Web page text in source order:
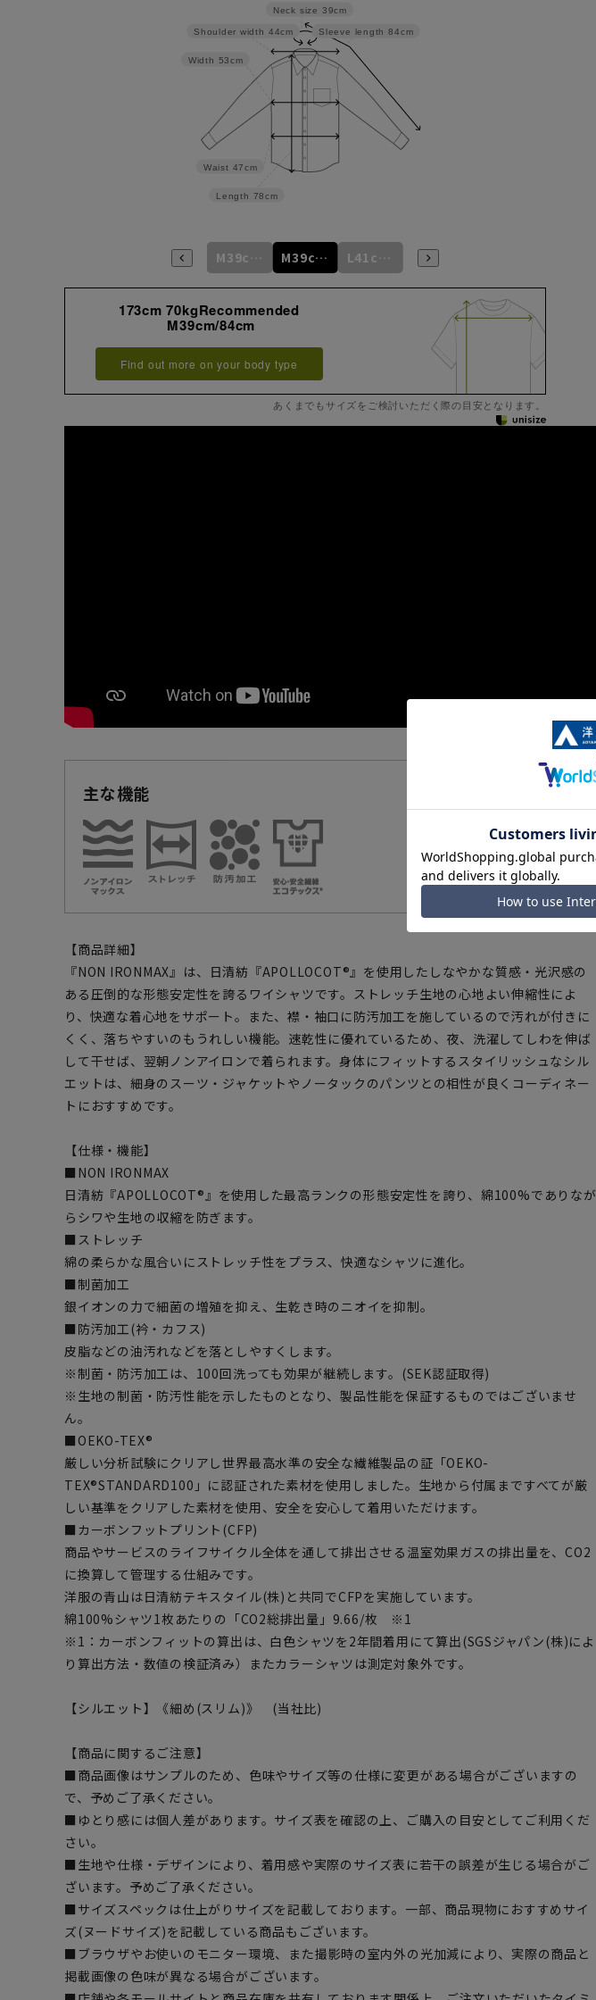
Sleeve length 84cm
Neck size 39cm
Length 78cm
Waist 47cm
Width 53cm
Shoulder width 44cm
M39cm/82cm M39cm/84cm L41cm/82cm
173cm 70kgRecommended
M39cm/84cm
Find out more on your body type
あくまでもサイズをご検討いただく際の目安となります。
主な機能 機能一覧
【商品詳細】
『NON IRONMAX』は、日清紡『APOLLOCOT®』を使用したしなやかな質感・光沢感の
ある圧倒的な形態安定性を誇るワイシャツです。ストレッチ生地の心地よい伸縮性によ
り、快適な着心地をサポート。また、襟・袖口に防汚加工を施しているので汚れが付きに
くく、落ちやすいのもうれしい機能。速乾性に優れているため、夜、洗濯してしわを伸ば
して干せば、翌朝ノンアイロンで着られます。身体にフィットするスタイリッシュなシル
エットは、細身のスーツ・ジャケットやノータックのパンツとの相性が良くコーディネー
トにおすすめです。
【仕様・機能】
■NON IRONMAX
日清紡『APOLLOCOT®』を使用した最高ランクの形態安定性を誇り、綿100%でありなが
らシワや生地の収縮を防ぎます。
■ストレッチ
綿の柔らかな風合いにストレッチ性をプラス、快適なシャツに進化。
■制菌加工
銀イオンの力で細菌の増殖を抑え、生乾き時のニオイを抑制。
■防汚加工(衿・カフス)
皮脂などの油汚れなどを落としやすくします。
※制菌・防汚加工は、100回洗っても効果が継続します。(SEK認証取得)
※生地の制菌・防汚性能を示したものとなり、製品性能を保証するものではございませ
ん。
■OEKO-TEX®
厳しい分析試験にクリアし世界最高水準の安全な繊維製品の証「OEKO-
TEX®STANDARD100」に認証された素材を使用しました。生地から付属まですべてが厳
しい基準をクリアした素材を使用、安全を安心して着用いただけます。
■カーボンフットプリント(CFP)
商品やサービスのライフサイクル全体を通して排出させる温室効果ガスの排出量を、CO2
に換算して管理する仕組みです。
洋服の青山は日清紡テキスタイル(株)と共同でCFPを実施しています。
綿100%シャツ1枚あたりの「CO2総排出量」9.66/枚 ※1
※1：カーボンフィットの算出は、白色シャツを2年間着用にて算出(SGSジャパン(株)によ
り算出方法・数値の検証済み）またカラーシャツは測定対象外です。
【シルエット】《細め(スリム)》 (当社比)
【商品に関するご注意】
■商品画像はサンプルのため、色味やサイズ等の仕様に変更がある場合がございますの
で、予めご了承ください。
■ゆとり感には個人差があります。サイズ表を確認の上、ご購入の目安としてご利用くだ
さい。
■生地や仕様・デザインにより、着用感や実際のサイズ表に若干の誤差が生じる場合がご
ざいます。予めご了承ください。
■サイズスペックは仕上がりサイズを記載しております。一部、商品現物におすすめサイ
ズ(ヌードサイズ)を記載している商品もございます。
■ブラウザやお使いのモニター環境、また撮影時の室内外の光加減により、実際の商品と
掲載画像の色味が異なる場合がございます。